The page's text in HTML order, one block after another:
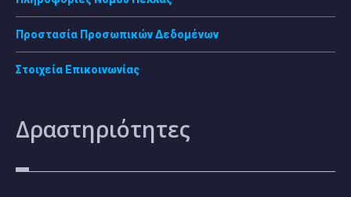
Προστασία Προσωπικών Δεδομένων
Στοιχεία Επικοινωνίας
Δραστηριότητες